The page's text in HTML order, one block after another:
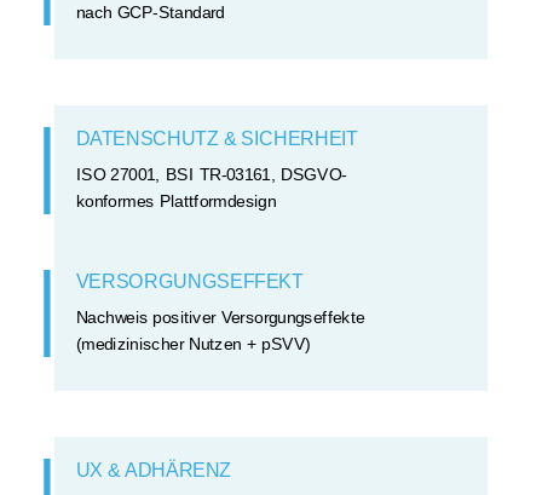
nach GCP-Standard
DATENSCHUTZ & SICHERHEIT
ISO 27001, BSI TR-03161, DSGVO-
konformes Plattformdesign
VERSORGUNGSEFFEKT
Nachweis positiver Versorgungseffekte
(medizinischer Nutzen + pSVV)
UX & ADHÄRENZ